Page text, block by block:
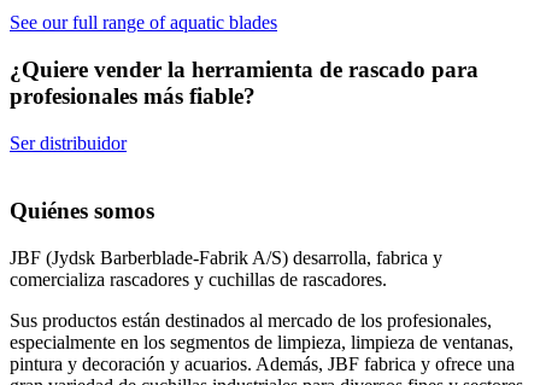
See our full range of aquatic blades
¿Quiere vender la herramienta de rascado para
profesionales más fiable?
Ser distribuidor
Quiénes somos
JBF (Jydsk Barberblade-Fabrik A/S) desarrolla, fabrica y
comercializa rascadores y cuchillas de rascadores.
Sus productos están destinados al mercado de los profesionales,
especialmente en los segmentos de limpieza, limpieza de ventanas,
pintura y decoración y acuarios. Además, JBF fabrica y ofrece una